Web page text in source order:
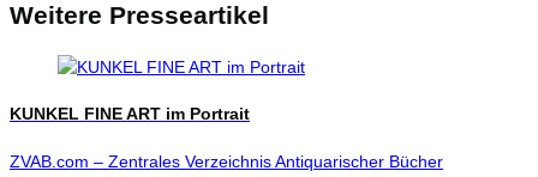
Weitere Presseartikel
KUNKEL FINE ART im Portrait
ZVAB.com – Zentrales Verzeichnis Antiquarischer Bücher